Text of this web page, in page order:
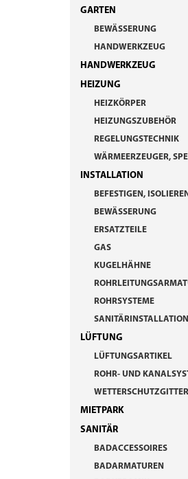
GARTEN
BEWÄSSERUNG
HANDWERKZEUG
HANDWERKZEUG
HEIZUNG
HEIZKÖRPER
HEIZUNGSZUBEHÖR
REGELUNGSTECHNIK
WÄRMEERZEUGER,
INSTALLATION
BEFESTIGEN,
BEWÄSSERUNG
ERSATZTEILE
GAS
KUGELHÄHNE
ROHRSYSTEME
SANITÄRINSTALLATION
LÜFTUNG
LÜFTUNGSARTIKEL
ROHR- UND
WETTERSCHUTZGITTER
MIETPARK
SANITÄR
BADACCESSOIRES
BADARMATUREN